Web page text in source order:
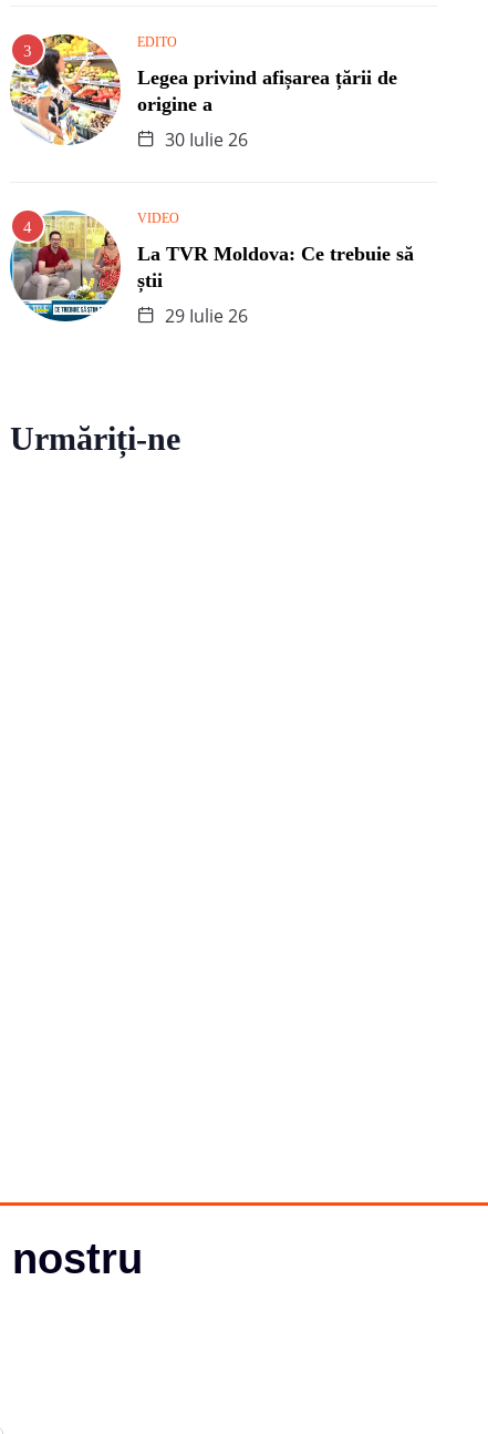
EDITO
Legea privind afișarea țării de
origine a
30 Iulie 26
VIDEO
La TVR Moldova: Ce trebuie să
știi
29 Iulie 26
Urmăriți-ne
nostru